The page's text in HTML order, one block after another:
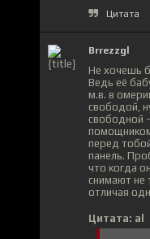
Цитата
Brrezzgl
Не хочешь
Ведь её
м.в. в
свободой,
свободной
перед
панель.
что когда
снимают не
отличая
Цитата: al